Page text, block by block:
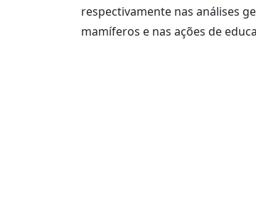
respectivamente nas análises
mamíferos e nas ações de